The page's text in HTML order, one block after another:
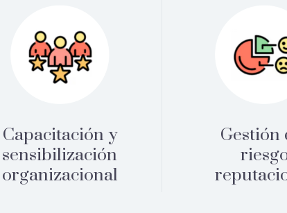
Capacitación y
sensibilización
organizacional
Gestión